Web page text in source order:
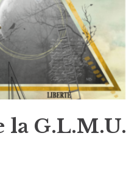
G.L.M.U.